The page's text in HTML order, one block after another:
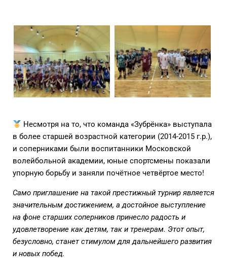
Несмотря на то, что команда «Зубрёнка» выступала
в более старшей возрастной категории (2014-2015 г.р.),
и соперниками были воспитанники Московской
волейбольной академии, юные спортсмены показали
упорную борьбу и заняли почётное четвёртое место!
Само приглашение на такой престижный турнир является
значительным достижением, а достойное выступление
на фоне старших соперников принесло радость и
удовлетворение как детям, так и тренерам. Этот опыт,
безусловно, станет стимулом для дальнейшего развития
и новых побед.